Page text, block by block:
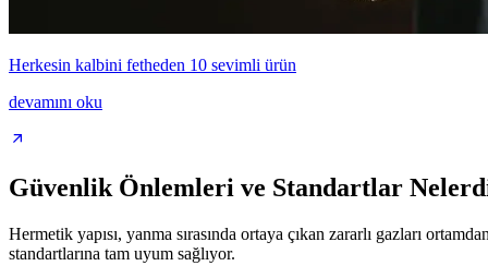
Herkesin kalbini fetheden 10 sevimli ürün
devamını oku
Güvenlik Önlemleri ve Standartlar
Hermetik yapısı, yanma sırasında ortaya çıkan zararlı gazları
standartlarına tam uyum sağlıyor.